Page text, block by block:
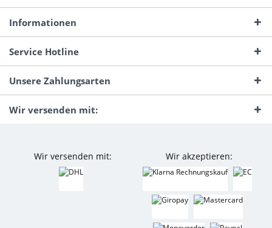
Informationen
Service Hotline
Unsere Zahlungsarten
Wir versenden mit:
Wir versenden mit: Wir akzeptieren: